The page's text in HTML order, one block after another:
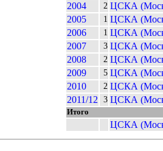
2004 2 ЦСКА
2005
1 ЦСКА
2006
1 ЦСКА
2007
3 ЦСКА
2008
2 ЦСКА
2009
5 ЦСКА
2010
2 ЦСКА
2011/12
3 ЦСКА
Итого
ЦСКА